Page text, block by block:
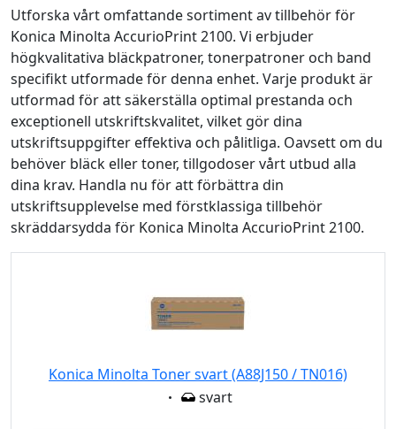
Utforska vårt omfattande sortiment av tillbehör för
Konica Minolta AccurioPrint 2100. Vi erbjuder
högkvalitativa bläckpatroner, tonerpatroner och band
specifikt utformade för denna enhet. Varje produkt är
utformad för att säkerställa optimal prestanda och
exceptionell utskriftskvalitet, vilket gör dina
utskriftsuppgifter effektiva och pålitliga. Oavsett om du
behöver bläck eller toner, tillgodoser vårt utbud alla
dina krav. Handla nu för att förbättra din
utskriftsupplevelse med förstklassiga tillbehör
skräddarsydda för Konica Minolta AccurioPrint 2100.
Konica Minolta Toner svart (A88J150 / TN016)
Eigenschaft:
svart